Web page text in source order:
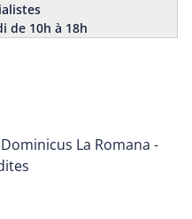
de 10h à 18h
La Romana -